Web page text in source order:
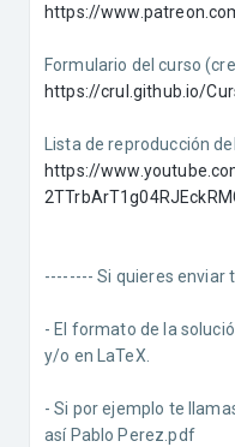
https://
Formulario del curso
https://crul.github.io/
Lista de reproducción
https://
-------- Si quieres enviar
- El formato de la
y/o en LaTeX.
- Si por ejemplo te
así Pablo Perez.pdf